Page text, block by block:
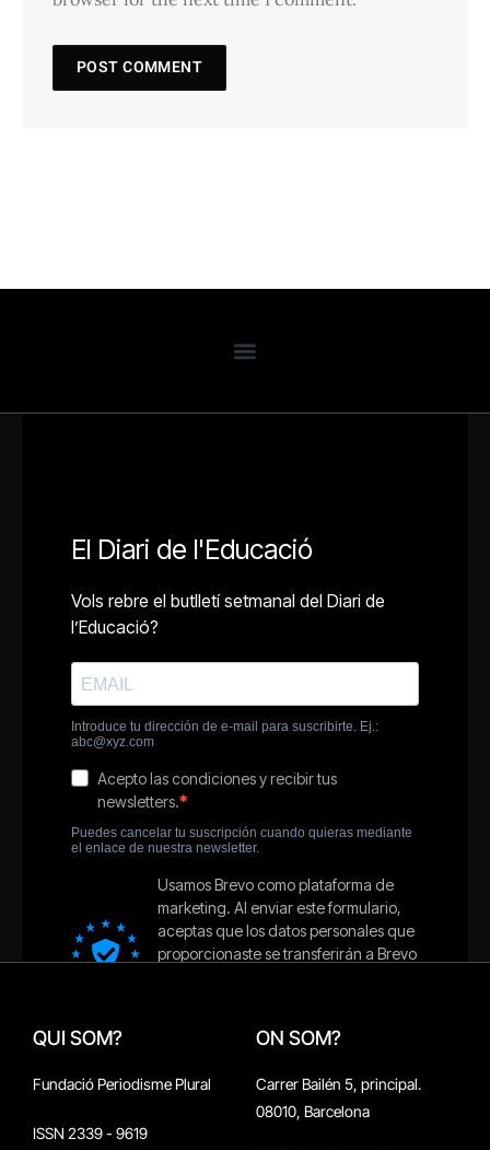
QUI SOM?
Fundació Periodisme Plural
ISSN 2339 - 9619
ON SOM?
Carrer Bailén 5, principal.
08010, Barcelona